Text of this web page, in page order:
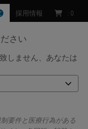
さい
しません、あなたは
要件と医療行為がある
採用情報 : 0
MENU